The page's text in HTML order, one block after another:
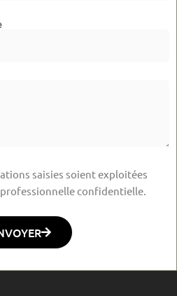
saisies soient exploitées
confidentielle.